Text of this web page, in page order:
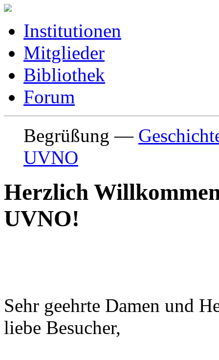
Institutionen
Mitglieder
Bibliothek
Forum
Begrüßung —
UVNO
Herzlich
UVNO!
Sehr geehrte Damen und
liebe Besucher,